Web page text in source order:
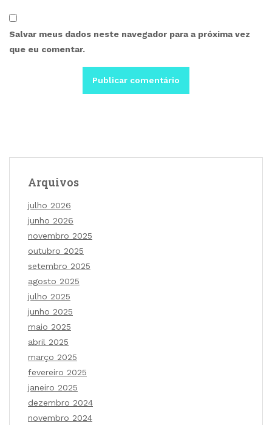
Salvar meus dados neste navegador para a próxima vez
que eu comentar.
Arquivos
julho 2026
junho 2026
novembro 2025
outubro 2025
setembro 2025
agosto 2025
julho 2025
junho 2025
maio 2025
abril 2025
março 2025
fevereiro 2025
janeiro 2025
dezembro 2024
novembro 2024